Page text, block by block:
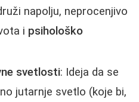
napolju, neprocenjivo
i psihološko
svetlosti: Ideja da se
jutarnje svetlo (koje bi,